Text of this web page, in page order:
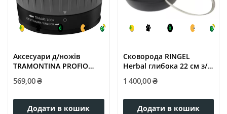
Аксесуари д/ножів
TRAMONTINA PROFIO
569,00 ₴
Додати в кошик
Сковорода RINGEL
Herbal глибока 22 см з/
1 400,00 ₴
Додати в кошик